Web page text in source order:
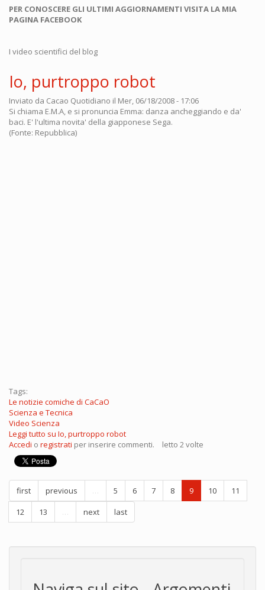
PER CONOSCERE GLI ULTIMI AGGIORNAMENTI VISITA LA MIA
PAGINA FACEBOOK
I video scientifici del blog
Io, purtroppo robot
Inviato da Cacao Quotidiano il Mer, 06/18/2008 - 17:06
Si chiama E.M.A, e si pronuncia Emma: danza ancheggiando e da'
baci. E' l'ultima novita' della giapponese Sega.
(Fonte: Repubblica)
Tags:
Le notizie comiche di CaCaO
Scienza e Tecnica
Video Scienza
Leggi tutto su Io, purtroppo robot
Accedi o registrati per inserire commenti. letto 2 volte
first previous … 5 6 7 8 9 10
11
12
13 … next last